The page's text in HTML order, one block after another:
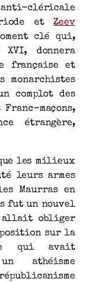
anti-cléricale
etZeev
clé qui,
donnera
française et
monarchistes
complot des
maçons,
étrangère,
les milieux
leurs armes
Maurras en
fut un nouvel
allait obliger
sur la
qui avait
athéisme